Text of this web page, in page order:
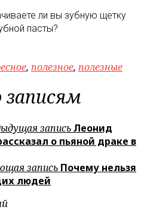
ли вы зубную щетку
пасты?
, полезное, полезные
записям
записьЛеонид
о пьяной драке в
запись Почему нельзя
людей